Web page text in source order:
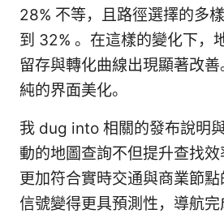
28% 不等，且路徑選擇的多
到 32% 。在這樣的變化下，
留存與轉化曲線出現顯著改
純的界面美化。
我 dug into 相關的發布說明
動的地圖查詢不但提升查找
更加符合實時交通與商業節
信號變得更具預測性，導航